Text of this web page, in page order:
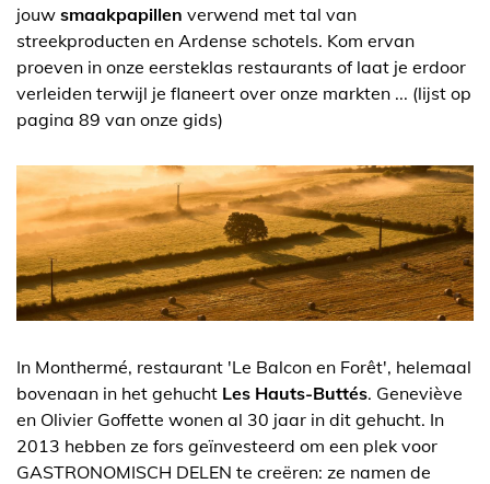
jouw smaakpapillen verwend met tal van
streekproducten en Ardense schotels. Kom ervan
proeven in onze eersteklas restaurants of laat je erdoor
verleiden terwijl je flaneert over onze markten ... (lijst op
pagina 89 van onze gids)
In Monthermé, restaurant 'Le Balcon en Forêt', helemaal
bovenaan in het gehucht Les Hauts-Buttés. Geneviève
en Olivier Goffette wonen al 30 jaar in dit gehucht. In
2013 hebben ze fors geïnvesteerd om een plek voor
GASTRONOMISCH DELEN te creëren: ze namen de